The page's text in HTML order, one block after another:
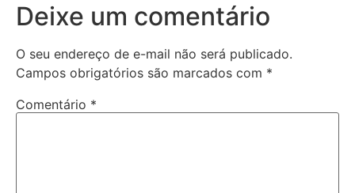
Deixe um comentário
O seu endereço de e-mail não será publicado.
Campos obrigatórios são marcados com *
Comentário *